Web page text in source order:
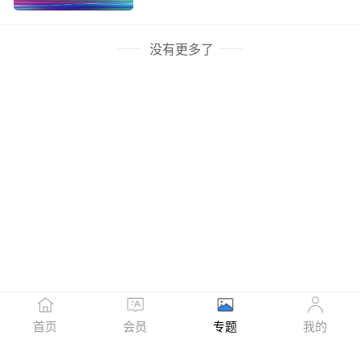
没有更多了
首页 会员 专题 我的